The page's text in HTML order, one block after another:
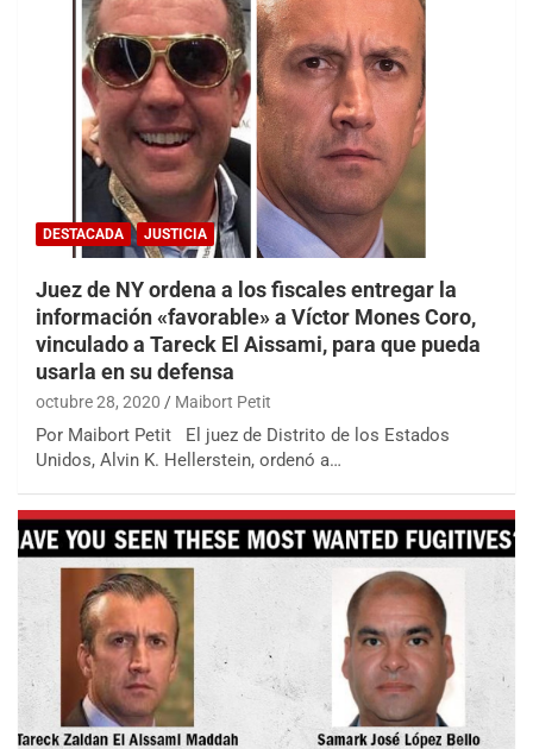
DESTACADA JUSTICIA
Juez de NY ordena a los fiscales entregar la
información «favorable» a Víctor Mones Coro,
vinculado a Tareck El Aissami, para que pueda
usarla en su defensa
octubre 28, 2020 Maibort Petit
Por Maibort Petit El juez de Distrito de los Estados
Unidos, Alvin K. Hellerstein, ordenó a…